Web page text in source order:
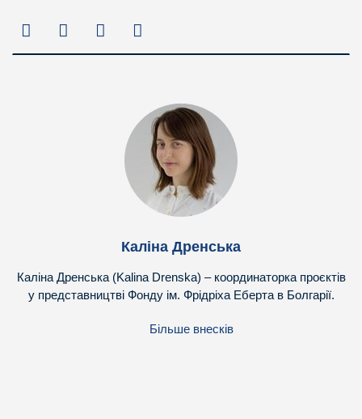
Каліна Дренська
Каліна Дренська (Kalina Drenska) – координаторка проєктів
у представництві Фонду ім. Фрідріха Еберта в Болгарії.
Більше внесків